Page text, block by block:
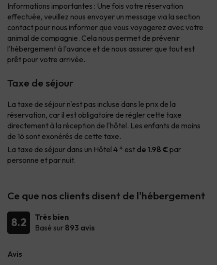
Informations importantes : Une fois votre réservation
effectuée, veuillez nous envoyer un message via la section
contactpour nous informer que vous voyagerez avec votre
animal de compagnie. Cela nous permet de prévenir
l'hébergement à l'avance et de nous assurer que tout est
prêt pour votre arrivée.
Taxe de séjour
La taxe de séjour n'est pas incluse dans le prix de la
réservation, car il est obligatoire de régler cette taxe
directement à la réception de l'hôtel. Les enfants de moins
de 16 sont exonérés de cette taxe.
La taxe de séjour dans un Hôtel 4 * est de 1.98 € par
personne et par nuit.
Ce que nos clients disent de l'hébergement
8.2
Très bien
Basé sur 893 avis